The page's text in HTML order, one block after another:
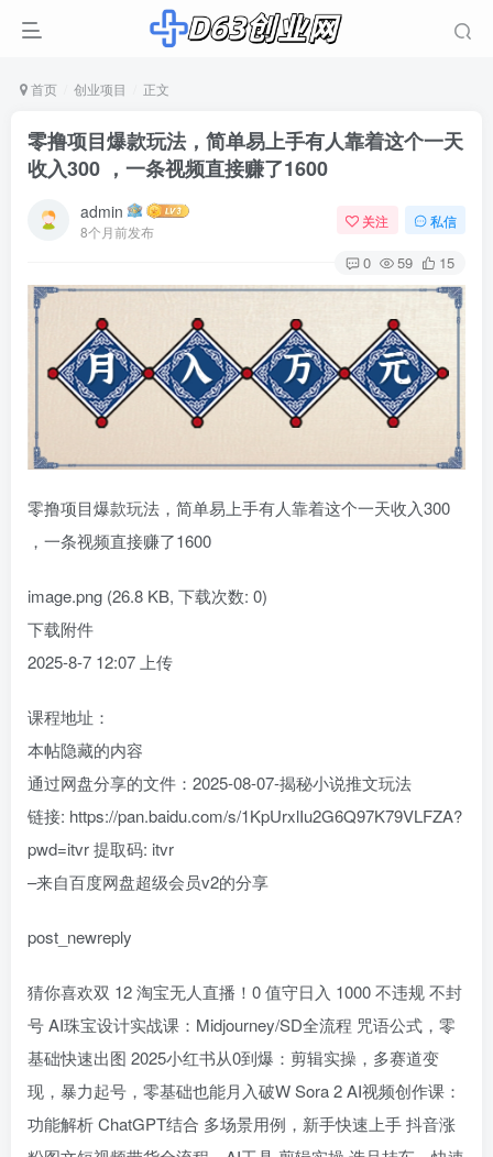
首页 创业项目 正文
零撸项目爆款玩法，简单易上手有人靠着这个一天
收入300 ，一条视频直接赚了1600
admin
8个月前发布
关注 私信
0 59 15
零撸项目爆款玩法，简单易上手有人靠着这个一天收入300
，一条视频直接赚了1600
image.png (26.8 KB, 下载次数: 0)
下载附件
2025-8-7 12:07 上传
课程地址：
本帖隐藏的内容
通过网盘分享的文件：2025-08-07-揭秘小说推文玩法
链接: https://pan.baidu.com/s/1KpUrxlIu2G6Q97K79VLFZA?
pwd=itvr 提取码: itvr
–来自百度网盘超级会员v2的分享
post_newreply
猜你喜欢双 12 淘宝无人直播！0 值守日入 1000 不违规 不封
号 AI珠宝设计实战课：Midjourney/SD全流程 咒语公式，零
基础快速出图 2025小红书从0到爆：剪辑实操，多赛道变
现，暴力起号，零基础也能月入破W Sora 2 AI视频创作课：
功能解析 ChatGPT结合 多场景用例，新手快速上手 抖音涨